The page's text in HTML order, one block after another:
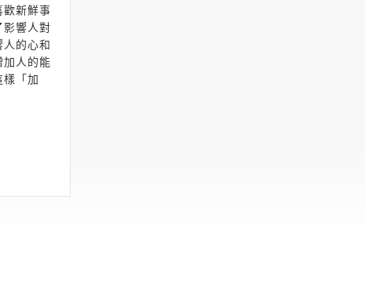
歡新鮮事
影響人對
的心和
加人的能
「加